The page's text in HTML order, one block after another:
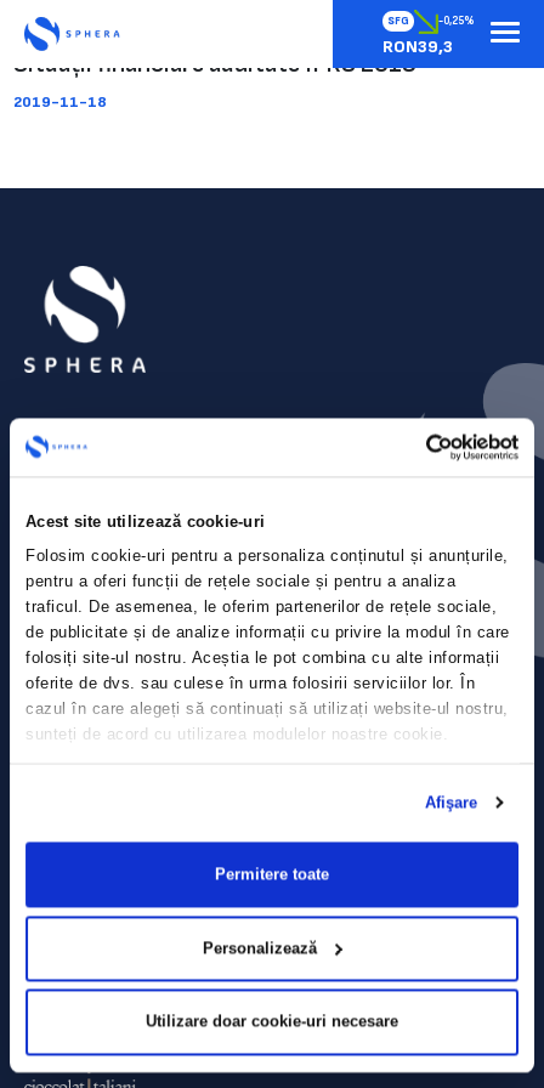
Acest site utilizează cookie-uri
Folosim cookie-uri pentru a personaliza conținutul și anunțurile,
pentru a oferi funcții de rețele sociale și pentru a analiza
traficul. De asemenea, le oferim partenerilor de rețele sociale,
de publicitate și de analize informații cu privire la modul în care
folosiți site-ul nostru. Aceștia le pot combina cu alte informații
oferite de dvs. sau culese în urma folosirii serviciilor lor. În
cazul în care alegeți să continuați să utilizați website-ul nostru,
sunteți de acord cu utilizarea modulelor noastre cookie.
Afişare
Permitere toate
Personalizează
Utilizare doar cookie-uri necesare
SFG -0,25%
RON39,3
Situații financiare auditate IFRS 2019
2019-11-18
Contact
Comunicate de presă
Politica de confidențialitate
Politica de prelucrare a datelor